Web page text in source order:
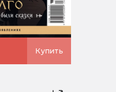
Купить